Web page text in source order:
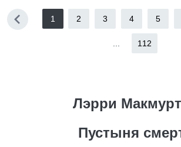
1 2 3 4 5
112
Лэрри
Пустыня